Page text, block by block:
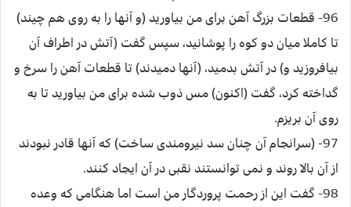
96- قطعات بزرگ آهن براى من بياوريد (و آنها را به روى هم چيند)
تا كاملا ميان دو كوه را پوشانيد، سپس گفت (آتش در اطراف آن
بيافروزيد و) در آتش بدميد، (آنها دميدند) تا قطعات آهن را سرخ و
گداخته كرد، گفت (اكنون) مس ذوب شده براى من بياوريد تا به
روى آن بريزم.
97- (سرانجام آن چنان سد نيرومندى ساخت) كه آنها قادر نبودند
از آن بالا روند و نمى توانستند نقبى در آن ايجاد كنند.
98- گفت اين از رحمت پروردگار من است اما هنگامى كه وعده